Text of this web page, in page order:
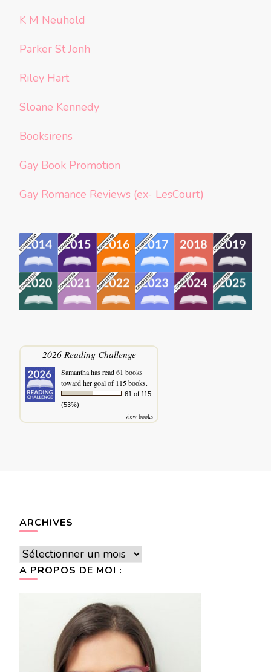
K M Neuhold
Parker St Jonh
Riley Hart
Sloane Kennedy
Booksirens
Gay Book Promotion
Gay Romance Reviews (ex- LesCourt)
2026 Reading Challenge
Samanthahas read 61 books
toward her goal of 115 books.
61 of 115
(53%)
view books
ARCHIVES
Archives
A PROPOS DE MOI :